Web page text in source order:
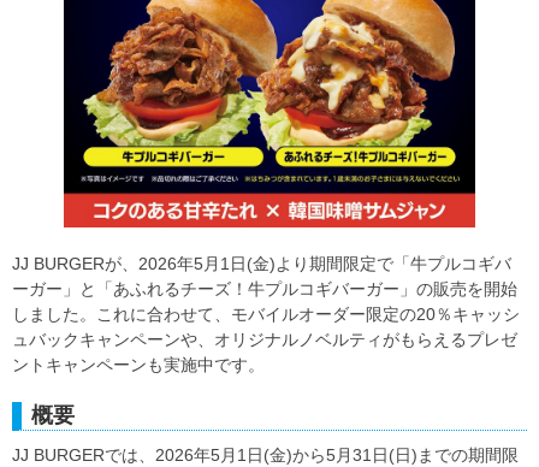
JJ BURGERが、2026年5月1日(金)より期間限定で「牛プルコギバ
ーガー」と「あふれるチーズ！牛プルコギバーガー」の販売を開始
しました。これに合わせて、モバイルオーダー限定の20％キャッシ
ュバックキャンペーンや、オリジナルノベルティがもらえるプレゼ
ントキャンペーンも実施中です。
概要
JJ BURGERでは、2026年5月1日(金)から5月31日(日)までの期間限